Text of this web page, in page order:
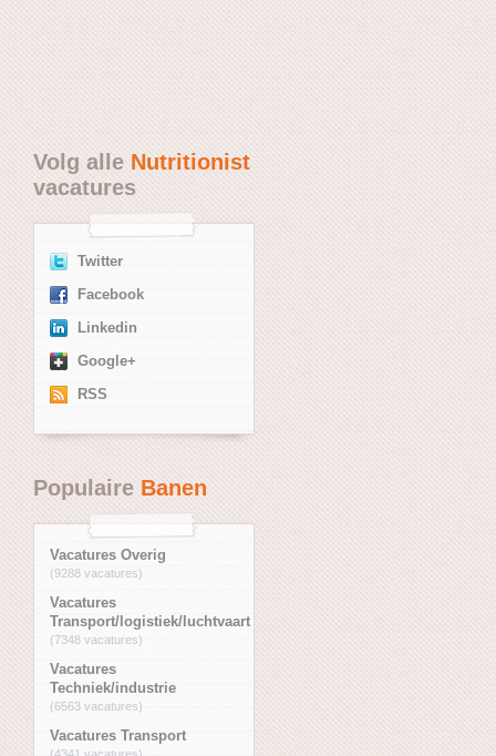
Volg alleNutritionist
vacatures
Twitter
Facebook
Linkedin
Google+
RSS
PopulaireBanen
Vacatures Overig
(9288 vacatures)
Vacatures
Transport/logistiek/luchtvaart
(7348 vacatures)
Vacatures
Techniek/industrie
(6563 vacatures)
Vacatures Transport